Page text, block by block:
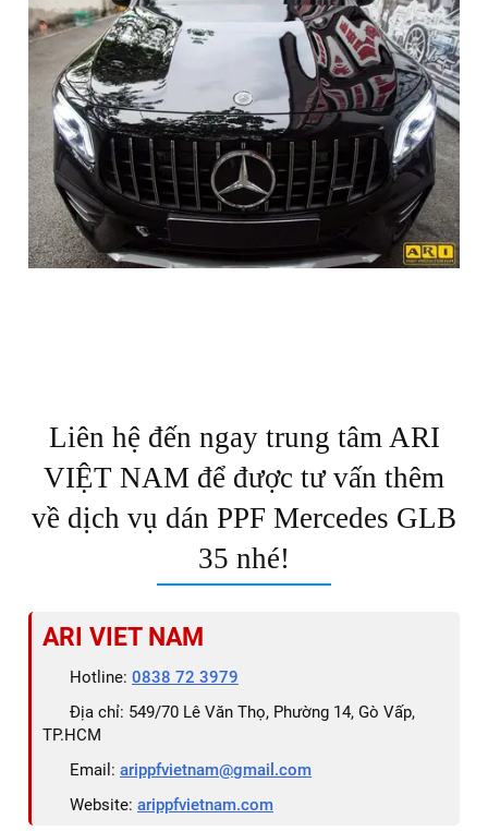
35 ở đâu tốt?
ARI VIỆT NAM tự hào là sự lựa chọn hàng đầu với các
ưu điểm vượt trội:
✅ Cung cấp phim PPF ARI chính hãng, đảm bảo 100%
nguồn gốc, xuất xứ minh bạch, giúp bảo vệ lớp sơn xe một
cách tối ưu.
✅ Đội ngũ thợ thi công lành nghề, giàu kinh nghiệm, với ít
nhất 2 năm trong nghề, cam kết mang lại dịch vụ dán PPF
chất lượng cao.
✅ Chính sách bảo hành dài hạn, từ 3 đến 8 năm, đảm bảo
quyền lợi và sự an tâm cho khách hàng sau khi dán PPF.